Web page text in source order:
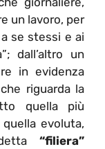
un lavoro, per
se stessi e ai
dall’altro un
in evidenza
riguarda la
quella più
quella evoluta,
“filiera”